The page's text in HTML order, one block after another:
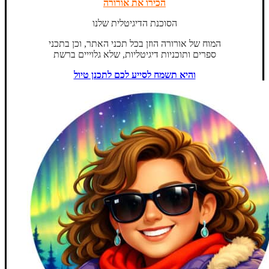
הכירו את אורורה
הסוכנת הדיגיטלית שלנו
המוח של אורורה הוזן בכל תכני האתר, וכן בתכני
ספרים ותוכניות דיגיטליות, שלא גלוייים ברשת
והיא תשמח לסייע לכם לתכנן טיול